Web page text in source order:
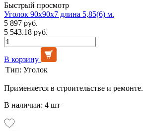
Быстрый просмотр
Уголок 90х90х7 длина 5,85(6) м.
5 897 руб.
5 543.18 руб.
В корзину
Тип: Уголок
Применяется в строительстве и ремонте.
В наличии: 4 шт